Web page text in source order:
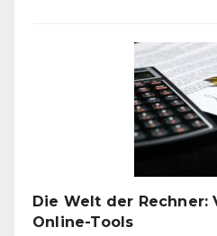
Die Welt der Rechner:
Online-Tools